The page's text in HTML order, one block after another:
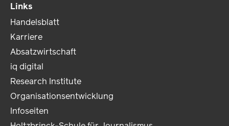
Links
Handelsblatt
Karriere
Absatzwirtschaft
iq digital
Research Institute
Organisationsentwicklung
Infoseiten